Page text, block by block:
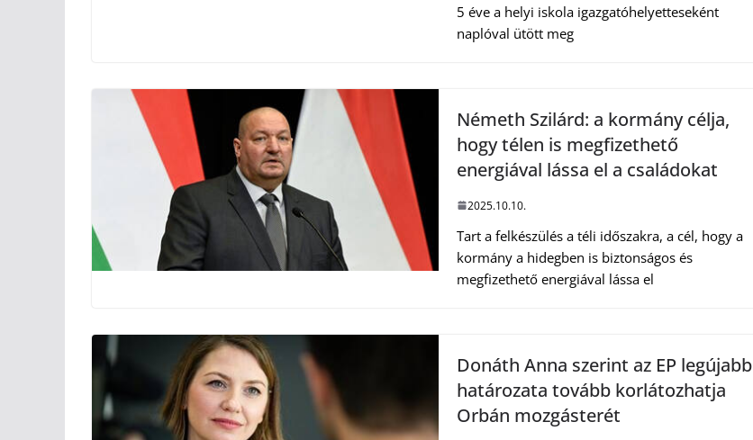
5 éve a helyi iskola igazgatóhelyetteseként
naplóval ütött meg
Németh Szilárd: a kormány célja,
hogy télen is megfizethető
energiával lássa el a családokat
2025.10.10.
Tart a felkészülés a téli időszakra, a cél, hogy a
kormány a hidegben is biztonságos és
megfizethető energiával lássa el
Donáth Anna szerint az EP legújabb
határozata tovább korlátozhatja
Orbán mozgásterét